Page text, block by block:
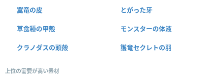
翼竜の皮 とがった牙
草食種の甲殻 モンスターの体液
クラノダスの頭殻 護竜セクレトの羽
上位の需要が高い素材